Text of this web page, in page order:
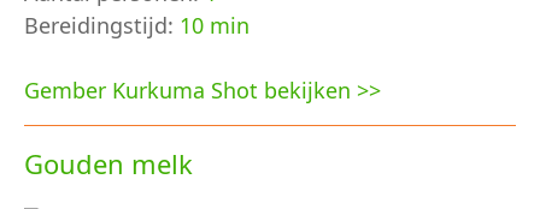
Bereidingstijd: 10 min
Gember Kurkuma Shot bekijken >>
Gouden melk